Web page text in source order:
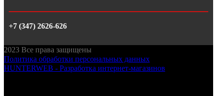
+7 (347) 2626-626
2023 Все права защищены
Политика обработки персональных данных
HUNTERWEB - Разработка интернет-магазинов